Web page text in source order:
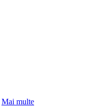
Mai multe